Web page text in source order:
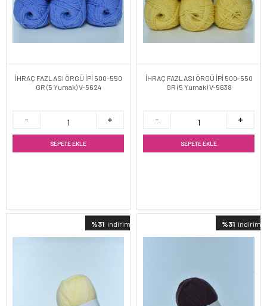
İHRAÇ FAZLASI ÖRGÜ İPİ 500-550
GR (5 Yumak) V-5624
SEPETE EKLE
İHRAÇ FAZLASI ÖRGÜ İPİ 500-550
GR (5 Yumak) V-5638
SEPETE EKLE
%31 indirimli %31 indirimli